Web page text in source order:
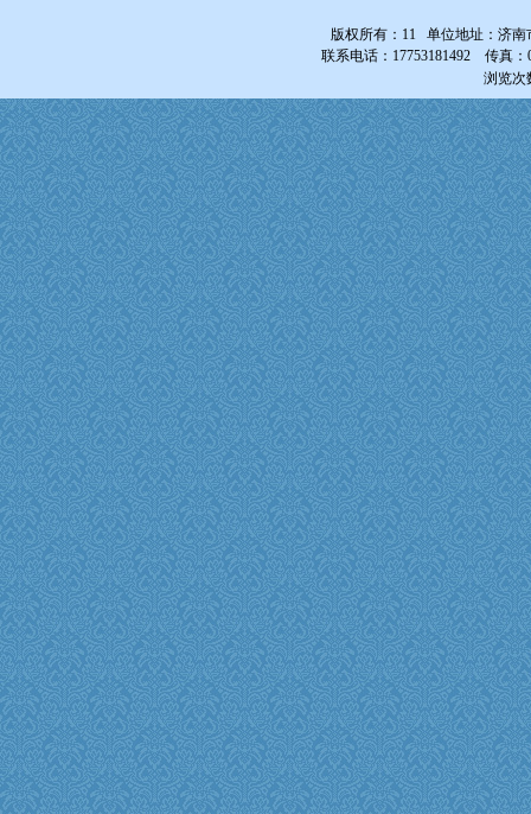
版权所有：11 单位地址：济南
联系电话：17753181492 传真：
浏览